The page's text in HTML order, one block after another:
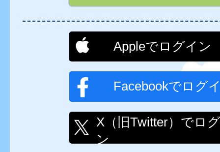
Appleでログイン
Facebookでログ
X（旧Twitter）でロ
ン